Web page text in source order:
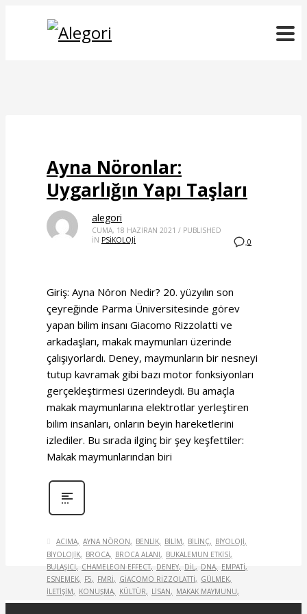
Ayna Nöronlar:
Uygarlığın Yapı Taşları
0
alegori
CUMA, 18 HAZIRAN 2021 / PUBLISHED
IN PSİKOLOJİ
Giriş: Ayna Nöron Nedir? 20. yüzyılın son
çeyreğinde Parma Üniversitesinde görev
yapan bilim insanı Giacomo Rizzolatti ve
arkadaşları, makak maymunları üzerinde
çalışıyorlardı. Deney, maymunların bir nesneyi
tutup kavramak gibi bazı motor fonksiyonları
gerçekleştirmesi üzerindeydi. Bu amaçla
makak maymunlarına elektrotlar yerleştiren
bilim insanları, onların beyin hareketlerini
izlediler. Bu sırada ilginç bir şey keşfettiler:
Makak maymunlarından biri
ACIMA AYNA NÖRON BENLIK BILIM BILINÇ
BIYOLOJI
BIYOLOJIK
BROCA BROCA ALANI
BUKALEMUN ETKISI
BULAŞICI
CHAMELEON EFFECT DENEY DIL DNA
EMPATI
ESNEMEK
F5 FMRI GIACOMO RIZZOLATTI
GÜLMEK
ILETIŞIM
KONUŞMA KÜLTÜR LISAN
MAKAK MAYMUNU
MAKALE MAYMUN MERHAMET MIRROR NEURONS NEDEN